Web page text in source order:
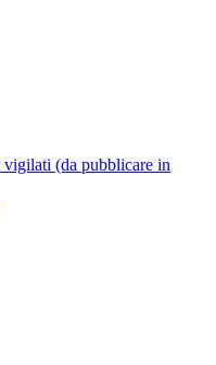
(da pubblicare in